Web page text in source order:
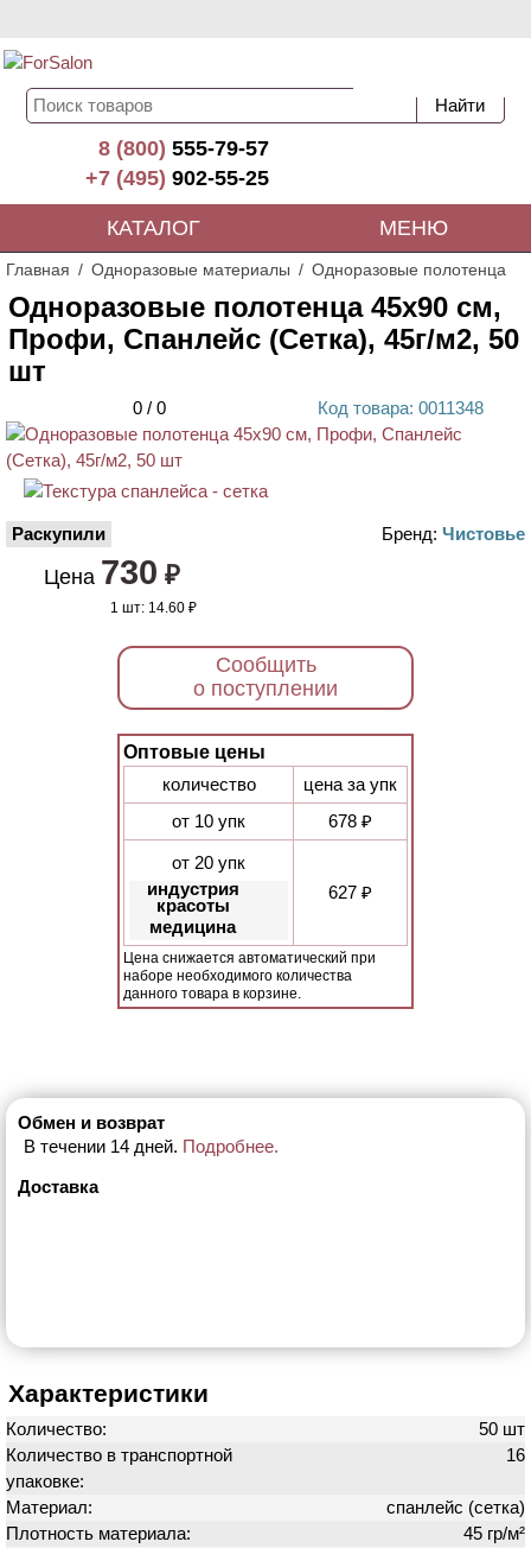
8 (800)555-79-57
+7 (495)902-55-25
КАТАЛОГ МЕНЮ
Главная Одноразовые материалы Одноразовые полотенца
Одноразовые полотенца 45х90 см,
Профи, Спанлейс (Сетка), 45г/м2, 50
шт
0 / 0 Код товара: 0011348
Раскупили Бренд: Чистовье
Цена 730 ₽
1 шт:14.60 ₽
Сообщить
о поступлении
Оптовые цены
количество
цена за упк
от 10 упк
678 ₽
от 20 упк
индустрия
красоты
медицина
627 ₽
Цена снижается автоматический при
наборе необходимого количества
данного товара в корзине.
Обмен и возврат
В течении 14 дней. Подробнее.
Доставка
Характеристики
Количество:
50 шт
Количество в транспортной
упаковке:
16
Материал:
спанлейс (сетка)
Плотность материала:
45 гр/м²